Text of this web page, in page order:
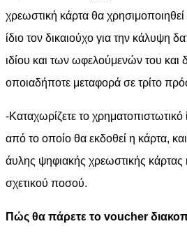
χρεωστική κάρτα θα
ίδιο τον δικαιούχο για την κάλυψη
ιδίου και των ωφελούμενών του και
οποιαδήποτε μεταφορά σε τρίτο
-Καταχωρίζετε το
από το οποίο θα εκδοθεί η κάρτα, και
άυλης ψηφιακής χρεωστικής κάρτας
σχετικού ποσού.
Πώς θα πάρετε το voucher